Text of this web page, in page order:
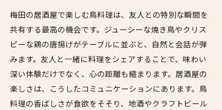
梅田の居酒屋で楽しむ鳥料理は、友人との特別な瞬間を
共有する最高の機会です。ジューシーな焼き鳥やクリス
ピーな鶏の唐揚げがテーブルに並ぶと、自然と会話が弾
みます。友人と一緒に料理をシェアすることで、味わい
深い体験だけでなく、心の距離も縮まります。居酒屋の
楽しさは、こうしたコミュニケーションにあります。鳥
料理の香ばしさが食欲をそそり、地酒やクラフトビール